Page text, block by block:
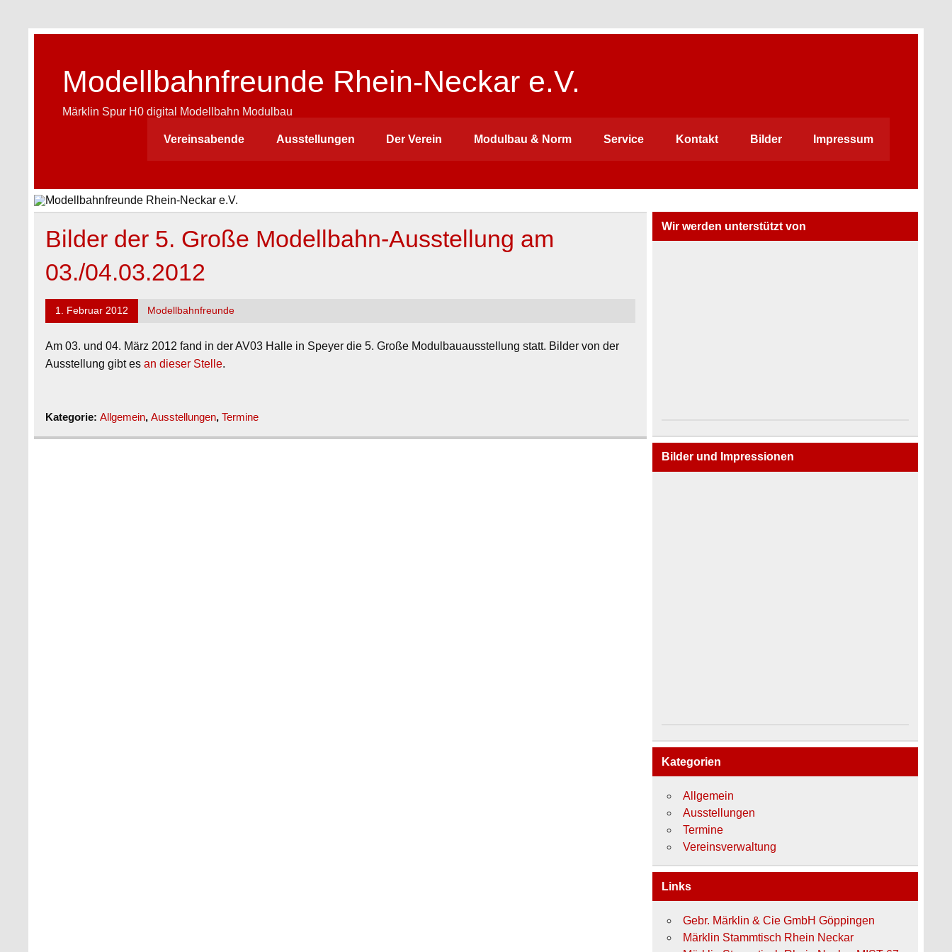
content
Modellbahnfreunde Rhein-Neckar e.V.
Märklin Spur H0 digital Modellbahn Modulbau
Vereinsabende Ausstellungen Der Verein Modulbau & Norm Service Kontakt Bilder Impressum
Bilder der 5. Große Modellbahn-Ausstellung am
03./04.03.2012
1. Februar 2012 Modellbahnfreunde
Am 03. und 04. März 2012 fand in der AV03 Halle in Speyer die 5. Große Modulbauausstellung statt. Bilder von der
Ausstellung gibt esan dieser Stelle.
Kategorie:Allgemein,Ausstellungen,Termine
Wir werden unterstützt von
Bilder und Impressionen
Kategorien
Allgemein
Ausstellungen
Termine
Vereinsverwaltung
Links
Gebr. Märklin & Cie GmbH Göppingen
Märklin Stammtisch Rhein Neckar